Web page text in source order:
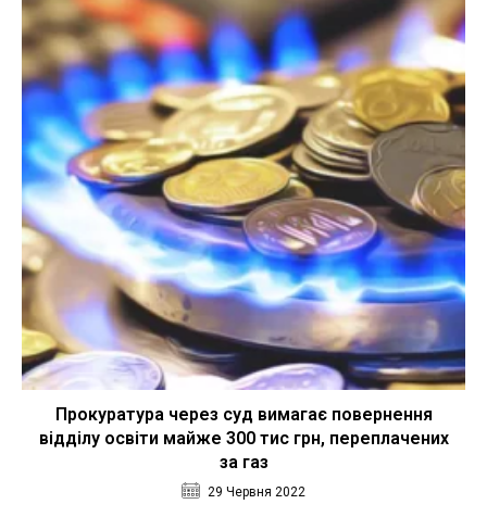
Прокуратура через суд вимагає повернення
відділу освіти майже 300 тис грн, переплачених
за газ
29 Червня 2022